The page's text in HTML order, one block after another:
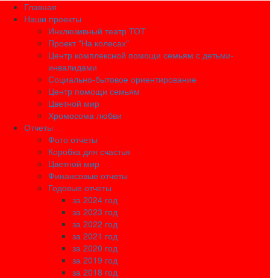
Главная
Наши проекты
Инклюзивный театр ТОТ
Проект "На колесах"
Центр комплексной помощи семьям с детьми-
инвалидами
Социально-бытовое ориентирование
Центр помощи семьям
Цветной мир
Хромосома любви
Отчеты
Фото отчеты
Коробка для счастья
Цветной мир
Финансовые отчеты
Годовые отчеты
за 2024 год
за 2023 год
за 2022 год
за 2021 год
за 2020 год
за 2019 год
за 2018 год